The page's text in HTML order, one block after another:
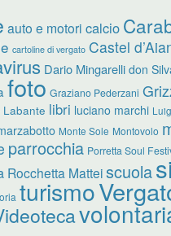
auto e motori calcio
cartoline di vergato Castel
Dario Mingarelli don
foto Graziano Pederzani
Labante libri luciano marchi
Monte Sole Montovolo
parrocchia Porretta Soul
Rocchetta Matteiscuola
turismo